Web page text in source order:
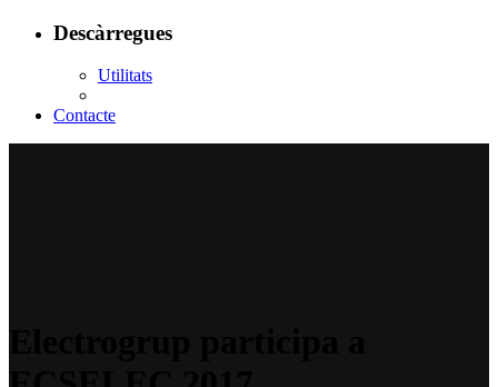
Descàrregues
Utilitats
Contacte